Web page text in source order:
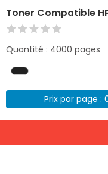
Toner Compatible
Quantité : 4000 pages
Prix par page :